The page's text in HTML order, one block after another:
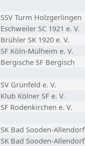
SSV Turm Holzgerlingen
Eschweiler SC 1921 e. V.
Brühler SK 1920 e. V.
SF Köln-Mülheim e. V.
Bergische SF Bergisch
SV Grünfeld e. V.
Klub Kölner SF e. V.
SF Rodenkirchen e. V.
SK Bad Sooden-Allendorf
SK Bad Sooden-Allendorf